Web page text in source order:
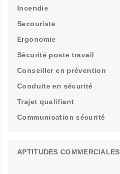
Incendie
Secouriste
Ergonomie
Sécurité poste travail
Conseiller en prévention
Conduite en sécurité
Trajet qualifiant
Communication sécurité
APTITUDES COMMERCIALES